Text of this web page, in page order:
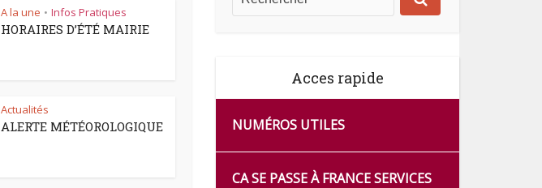
A la une • Infos Pratiques
HORAIRES D’ÉTÉ MAIRIE
Actualités
ALERTE MÉTÉOROLOGIQUE
Acces rapide
NUMÉROS UTILES
CA SE PASSE À FRANCE SERVICES